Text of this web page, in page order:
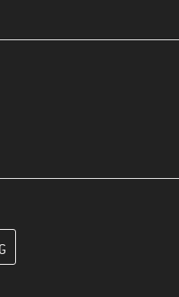
i næste trin din